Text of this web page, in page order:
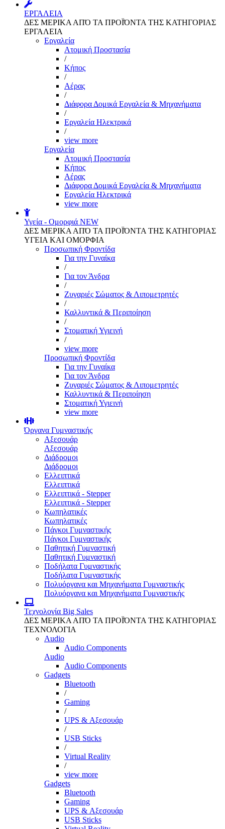
ΕΡΓΑΛΕΙΑ
ΔΕΣ ΜΕΡΙΚΑ ΑΠΌ ΤΑ ΠΡΟΪΌΝΤΑ ΤΗΣ ΚΑΤΗΓΟΡΙΑΣ
ΕΡΓΑΛΕΙΑ
Εργαλεία
Aτομική Προστασία
/
Kήπος
/
Αέρας
/
Διάφορα Δομικά Εργαλεία & Μηχανήματα
/
Εργαλεία Ηλεκτρικά
/
view more
Εργαλεία
Aτομική Προστασία
Kήπος
Αέρας
Διάφορα Δομικά Εργαλεία & Μηχανήματα
Εργαλεία Ηλεκτρικά
view more
Υγεία - Ομορφιά NEW
ΔΕΣ ΜΕΡΙΚΑ ΑΠΌ ΤΑ ΠΡΟΪΌΝΤΑ ΤΗΣ ΚΑΤΗΓΟΡΙΑΣ
ΥΓΕΙΑ ΚΑΙ ΟΜΟΡΦΙΑ
Προσωπική Φροντίδα
Για την Γυναίκα
/
Για τον Άνδρα
/
Ζυγαριές Σώματος & Λιπομετρητές
/
Καλλυντικά & Περιποίηση
/
Στοματική Υγιεινή
/
view more
Προσωπική Φροντίδα
Για την Γυναίκα
Για τον Άνδρα
Ζυγαριές Σώματος & Λιπομετρητές
Καλλυντικά & Περιποίηση
Στοματική Υγιεινή
view more
Όργανα Γυμναστικής
Αξεσουάρ
Αξεσουάρ
Διάδρομοι
Διάδρομοι
Ελλειπτικά
Ελλειπτικά
Ελλειπτικά - Stepper
Ελλειπτικά - Stepper
Κωπηλατικές
Κωπηλατικές
Πάγκοι Γυμναστικής
Πάγκοι Γυμναστικής
Παθητική Γυμναστική
Παθητική Γυμναστική
Ποδήλατα Γυμναστικής
Ποδήλατα Γυμναστικής
Πολυόργανα και Μηχανήματα Γυμναστικής
Πολυόργανα και Μηχανήματα Γυμναστικής
Τεχνολογία Big Sales
ΔΕΣ ΜΕΡΙΚΑ ΑΠΌ ΤΑ ΠΡΟΪΌΝΤΑ ΤΗΣ ΚΑΤΗΓΟΡΙΑΣ
ΤΕΧΝΟΛΟΓΙΑ
Audio
Audio Components
Audio
Audio Components
Gadgets
Bluetooth
/
Gaming
/
UPS & Αξεσουάρ
/
USB Sticks
/
Virtual Reality
/
view more
Gadgets
Bluetooth
Gaming
UPS & Αξεσουάρ
USB Sticks